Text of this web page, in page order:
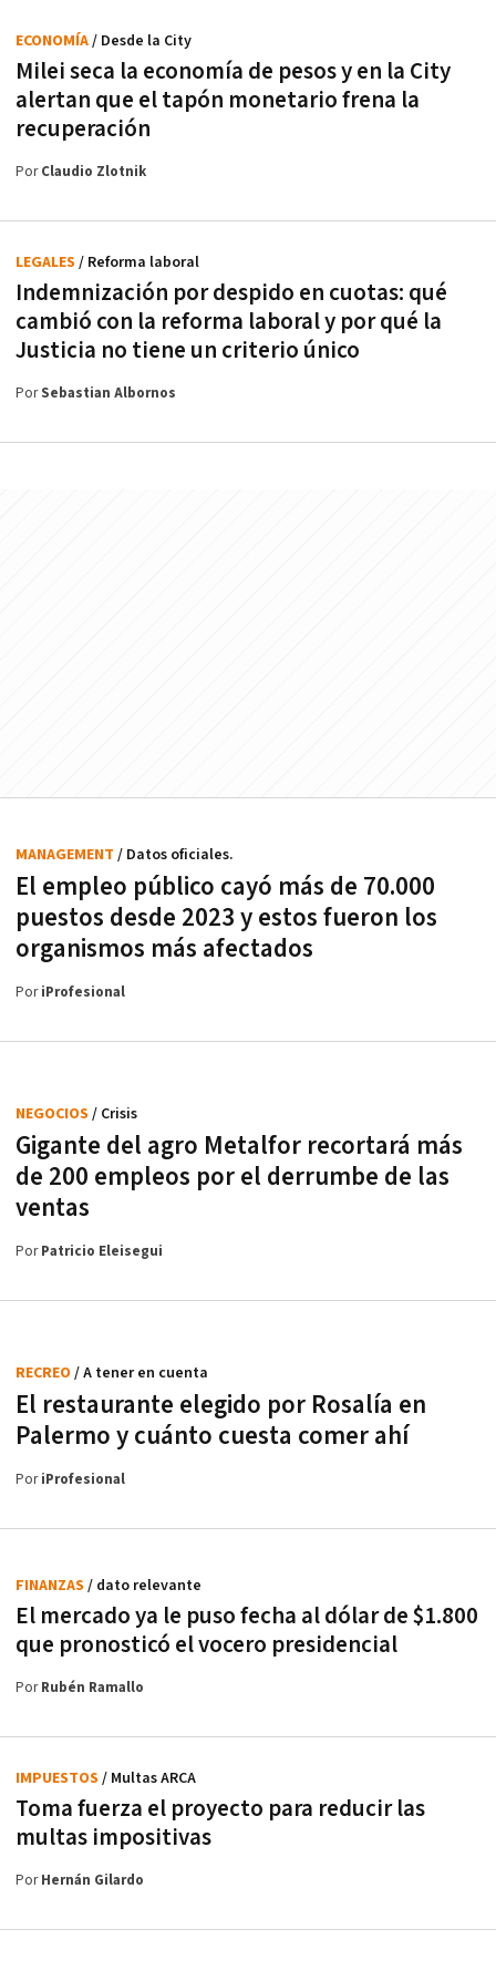
Milei seca la economía de pesos y en la City
alertan que el tapón monetario frena la
recuperación
ECONOMÍA/ Desde la City
PorClaudio Zlotnik
Indemnización por despido en cuotas: qué
cambió con la reforma laboral y por qué la
Justicia no tiene un criterio único
LEGALES / Reforma laboral
PorSebastian Albornos
El empleo público cayó más de 70.000
puestos desde 2023 y estos fueron los
organismos más afectados
MANAGEMENT / Datos oficiales.
PoriProfesional
Gigante del agro Metalfor recortará más
de 200 empleos por el derrumbe de las
ventas
NEGOCIOS / Crisis
PorPatricio Eleisegui
El restaurante elegido por Rosalía en
Palermo y cuánto cuesta comer ahí
RECREO / A tener en cuenta
PoriProfesional
El mercado ya le puso fecha al dólar de $1.800
que pronosticó el vocero presidencial
FINANZAS / dato relevante
PorRubén Ramallo
Toma fuerza el proyecto para reducir las
multas impositivas
IMPUESTOS / Multas ARCA
PorHernán Gilardo